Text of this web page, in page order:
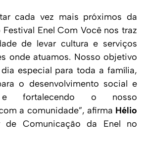
cada vez mais próximos da
Enel Com Você nos traz
de levar cultura e serviços
onde atuamos. Nosso objetivo
especial para toda a família,
o desenvolvimento social e
e fortalecendo o nosso
a comunidade”, afirma Hélio
de Comunicação da Enel no